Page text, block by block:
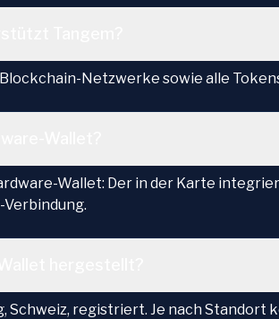
Netzwerke sowie alle
Wallet: Der in der Karte
Schweiz, registriert. Je nach